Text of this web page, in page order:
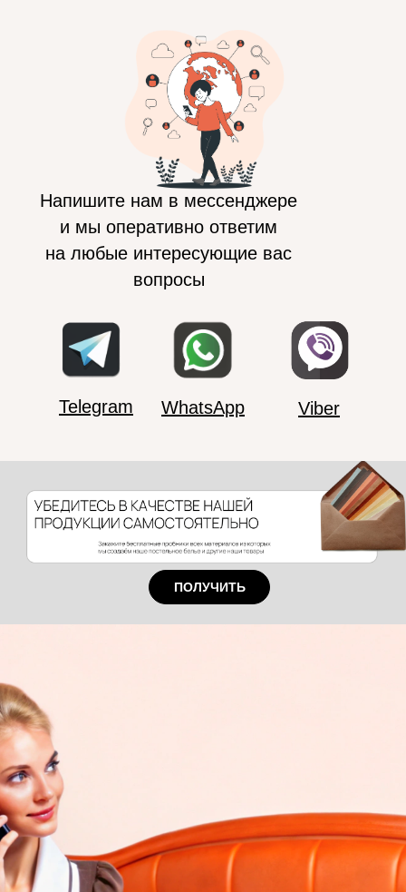
Напишите нам в мессенджере
и мы оперативно ответим
на любые интересующие вас
вопросы
Telegram WhatsApp Viber
ПОЛУЧИТЬ